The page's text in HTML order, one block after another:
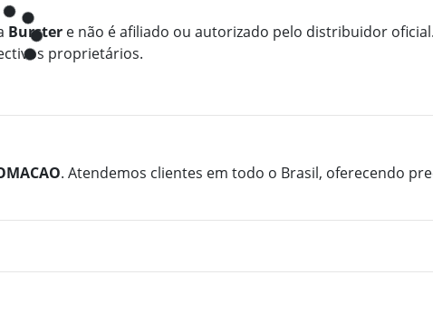
Burster e não é afiliado ou autorizado pelo distribuidor
proprietários.
. Atendemos clientes em todo o Brasil, oferecendo